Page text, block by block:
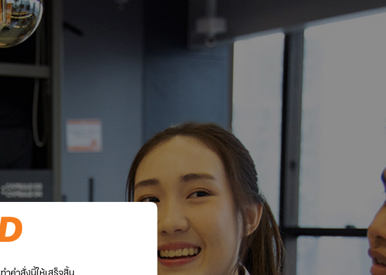
คำสั่งนี้ให้เสร็จสิ้น